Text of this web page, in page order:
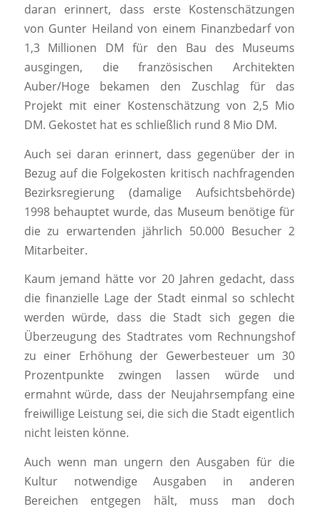
daran erinnert, dass erste Kostenschätzungen
von Gunter Heiland von einem Finanzbedarf von
1,3 Millionen DM für den Bau des Museums
ausgingen, die französischen Architekten
Auber/Hoge bekamen den Zuschlag für das
Projekt mit einer Kostenschätzung von 2,5 Mio
DM. Gekostet hat es schließlich rund 8 Mio DM.
Auch sei daran erinnert, dass gegenüber der in
Bezug auf die Folgekosten kritisch nachfragenden
Bezirksregierung (damalige Aufsichtsbehörde)
1998 behauptet wurde, das Museum benötige für
die zu erwartenden jährlich 50.000 Besucher 2
Mitarbeiter.
Kaum jemand hätte vor 20 Jahren gedacht, dass
die finanzielle Lage der Stadt einmal so schlecht
werden würde, dass die Stadt sich gegen die
Überzeugung des Stadtrates vom Rechnungshof
zu einer Erhöhung der Gewerbesteuer um 30
Prozentpunkte zwingen lassen würde und
ermahnt würde, dass der Neujahrsempfang eine
freiwillige Leistung sei, die sich die Stadt eigentlich
nicht leisten könne.
Auch wenn man ungern den Ausgaben für die
Kultur notwendige Ausgaben in anderen
Bereichen entgegen hält, muss man doch